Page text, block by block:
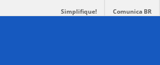
Simplifique! Comunica BR